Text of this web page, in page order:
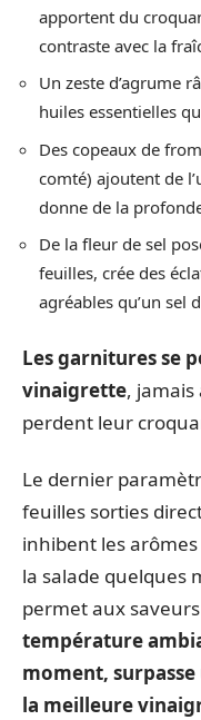
apportent du
contraste avec la
Un zeste d’agrume
huiles essentielles
Des copeaux de
comté) ajoutent de
donne de la
De la fleur de sel
feuilles, crée des
agréables qu’un sel
Les garnitures se
vinaigrette,
perdent leur
Le dernier
feuilles sorties
inhibent les
la salade quelques
permet aux saveurs
température
moment,
la meilleure